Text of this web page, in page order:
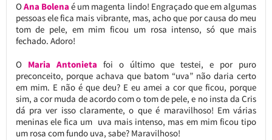
OAna Bolena é um magenta lindo! Engraçado que em algumas
pessoas ele fica mais vibrante, mas, acho que por causa do meu
tom de pele, em mim ficou um rosa intenso, só que mais
fechado. Adoro!
O Maria Antonieta foi o último que testei, e por puro
preconceito, porque achava que batom “uva” não daria certo
em mim. E não é que deu? E eu amei a cor que ficou, porque
sim, a cor muda de acordo com o tom de pele, e no insta da Cris
dá pra ver isso claramente, o que é maravilhoso! Em várias
meninas ele fica um uva mais intenso, mas em mim ficou tipo
um rosa com fundo uva, sabe? Maravilhoso!